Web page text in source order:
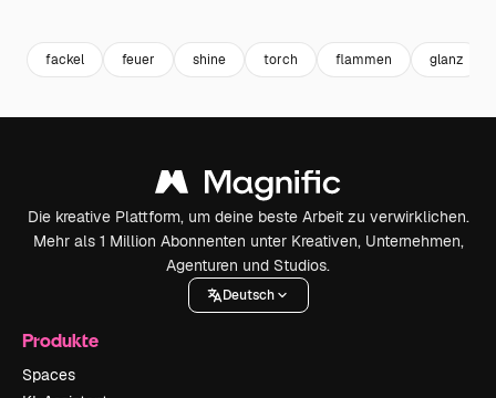
fackel feuer shine torch flammen glanz
Die kreative Plattform, um deine beste Arbeit zu verwirklichen.
Mehr als 1 Million Abonnenten unter Kreativen, Unternehmen,
Agenturen und Studios.
Deutsch
Produkte
Spaces